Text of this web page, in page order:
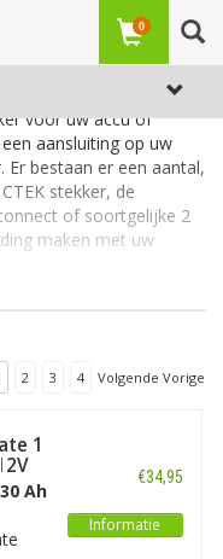
0
voor uw accu of
aansluiting op uw
Er bestaan er een aantal,
stekker, de
of soortgelijke 2
maken met uw
geschikt voor
beperkt
met een 2 pins
2 3 4 Volgende Vorige
1
Ah
€34,95
Informatie